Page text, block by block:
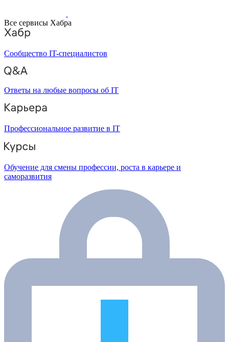
Все сервисы Хабра
Сообщество IT-специалистов
Ответы на любые вопросы об IT
Профессиональное развитие в IT
Обучение для смены профессии, роста в карьере и
саморазвития